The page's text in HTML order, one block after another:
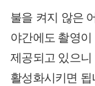
불을 켜지 않은
야간에도 촬영
제공되고 있으
활성화시키면